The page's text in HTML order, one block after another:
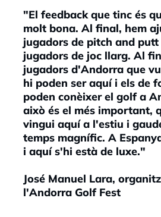
"El feedback que tinc és
molt bona. Al final, hem
jugadors de pitch and putt
jugadors de joc llarg. Al
jugadors d'Andorra que
hi poden ser aquí i els de
poden conèixer el golf a
això és el més important,
vingui aquí a l'estiu i
temps magnífic. A
i aquí s'hi està de luxe."
José Manuel Lara,
l'Andorra Golf Fest